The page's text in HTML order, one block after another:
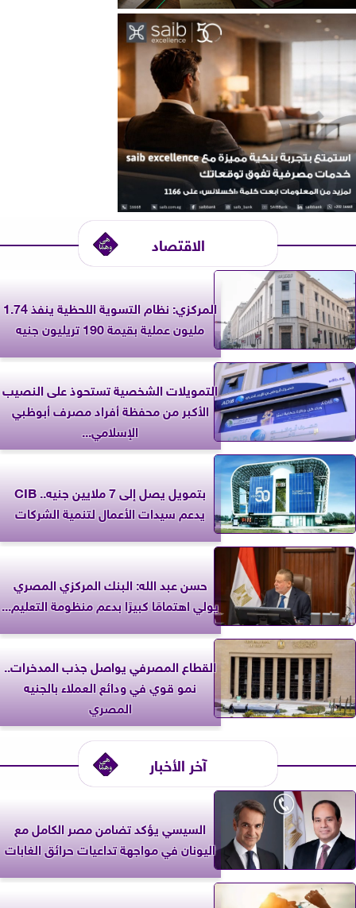
الاقتصاد
المركزي: نظام التسوية اللحظية ينفذ 1.74
مليون عملية بقيمة 190 تريليون جنيه
التمويلات الشخصية تستحوذ على النصيب
الأكبر من محفظة أفراد مصرف أبوظبي
الإسلامي...
بتمويل يصل إلى 7 ملايين جنيه.. CIB
يدعم سيدات الأعمال لتنمية الشركات
حسن عبد الله: البنك المركزي المصري
يولي اهتمامًا كبيرًا بدعم منظومة التعليم...
القطاع المصرفي يواصل جذب المدخرات..
نمو قوي في ودائع العملاء بالجنيه
المصري
آخر الأخبار
السيسي يؤكد تضامن مصر الكامل مع
اليونان في مواجهة تداعيات حرائق الغابات